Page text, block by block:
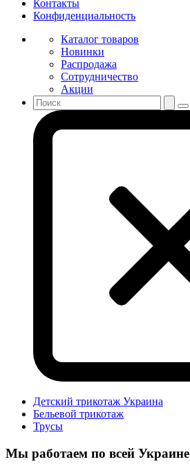
Контакты
Конфиденциальность
Каталог товаров
Новинки
Распродажа
Сотрудничество
Акции
Детский трикотаж Украина
Бельевой трикотаж
Трусы
Мы работаем по всей Украине